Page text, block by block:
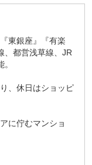
東銀座』『有楽
、都営浅草線、JR
、休日はショッピ
に佇むマンショ